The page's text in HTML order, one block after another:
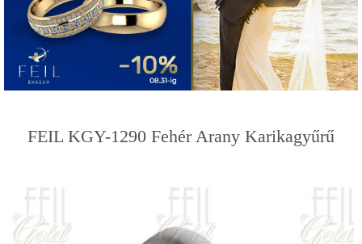
FEIL KGY-1290 Fehér Arany Karikagyűrű